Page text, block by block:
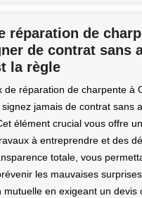
réparation de
de contrat sans
la règle
de réparation de charpente à
jamais de contrat sans
élément crucial vous offre
à entreprendre et des
totale, vous
les mauvaises
mutuelle en exigeant un devis